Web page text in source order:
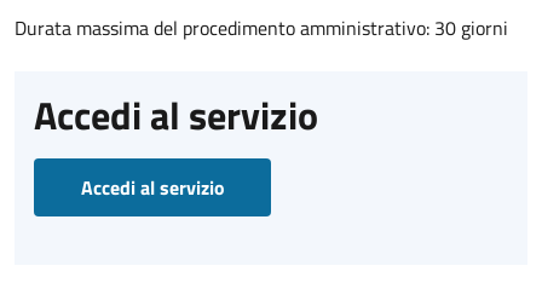
Durata massima del procedimento amministrativo: 30 giorni
Accedi al servizio
Accedi al servizio